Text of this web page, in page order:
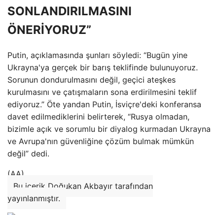
SONLANDIRILMASINI
ÖNERİYORUZ”
Putin, açıklamasında şunları söyledi: “Bugün yine
Ukrayna'ya gerçek bir barış teklifinde bulunuyoruz.
Sorunun dondurulmasını değil, geçici ateşkes
kurulmasını ve çatışmaların sona erdirilmesini teklif
ediyoruz.” Öte yandan Putin, İsviçre'deki konferansa
davet edilmediklerini belirterek, “Rusya olmadan,
bizimle açık ve sorumlu bir diyalog kurmadan Ukrayna
ve Avrupa'nın güvenliğine çözüm bulmak mümkün
değil” dedi.
(AA)
Bu içerik Doğukan Akbayır tarafından
yayınlanmıştır.